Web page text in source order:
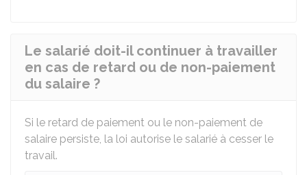
Le salarié doit-il continuer à travailler
en cas de retard ou de non-paiement
du salaire ?
Si le retard de paiement ou le non-paiement de
salaire persiste, la loi autorise le salarié à cesser le
travail.